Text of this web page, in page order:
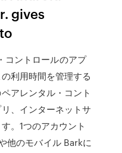
gives
コントロールのアプ
利用時間を管理する
アレンタル・コント
、インターネットサ
。1つのアカウント
他のモバイル Barkに